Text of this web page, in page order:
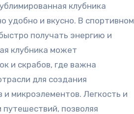
клубника
удобно и вкусно. В спортивном
получать энергию и
клубника может
и скрабов, где важна
для создания
микроэлементов. Легкость и
позволяя